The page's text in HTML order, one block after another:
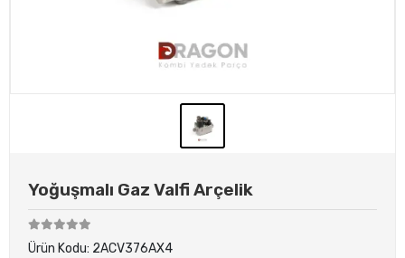
Yoğuşmalı Gaz Valfi Arçelik
Ürün Kodu: 2ACV376AX4